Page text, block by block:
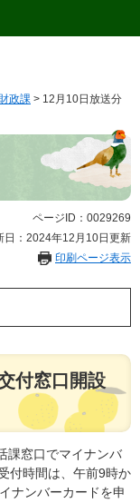
政課 > 12月10日放送分
ページID：0029269
日：2024年12月10日更新
印刷ページ表示
付窓口開設
課窓口でマイナンバ
付時間は、午前9時か
ナンバーカードを申